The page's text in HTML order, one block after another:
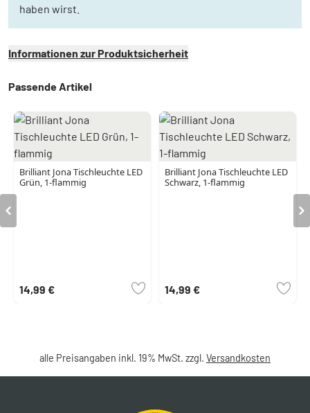
haben wirst.
Informationen zur Produktsicherheit
Passende Artikel
Brilliant Jona Tischleuchte LED
Grün, 1-flammig
14,99 €
Brilliant Jona Tischleuchte LED
Schwarz, 1-flammig
14,99 €
alle Preisangaben inkl. 19% MwSt. zzgl. Versandkosten